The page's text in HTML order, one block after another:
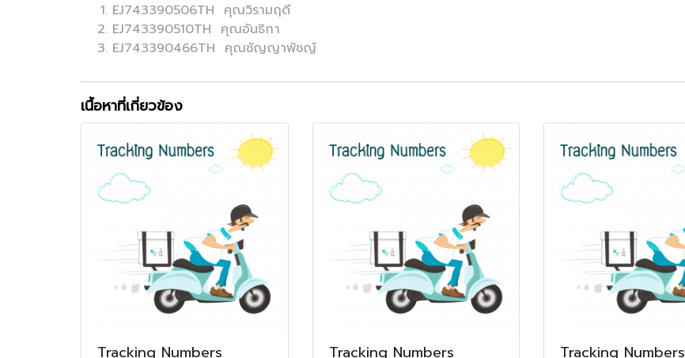
EJ743390506TH คุณวิรามฤดี
EJ743390510TH คุณอันธิกา
EJ743390466TH คุณชัญญาพัชญ์
เนื้อหาที่เกี่ยวข้อง
Tracking Numbers Tracking Numbers Tracking Numbers